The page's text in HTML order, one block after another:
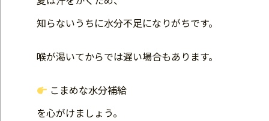
知らないうちに水分不足になりがちです。
喉が渇いてからでは遅い場合もあります。
こまめな水分補給
を心がけましょう。